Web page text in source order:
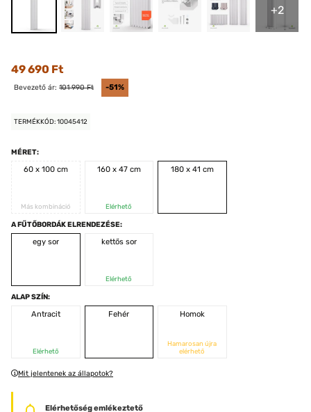
+2
49 690 Ft
Bevezető ár: 101 990 Ft -51%
TERMÉKKÓD: 10045412
MÉRET:
60 x 100 cm
Más kombináció
160 x 47 cm
Elérhető
180 x 41 cm
A FŰTŐBORDÁK ELRENDEZÉSE:
egy sor
kettős sor
Elérhető
ALAP SZÍN:
Antracit
Elérhető
Fehér Homok
Hamarosan újra
elérhető
Mit jelentenek az állapotok?
Elérhetőség emlékeztető